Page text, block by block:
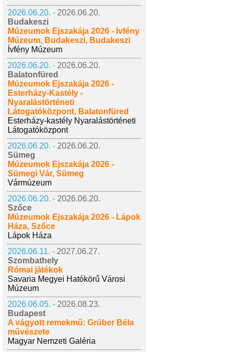
2026.06.20. - 2026.06.20.
Budakeszi
Múzeumok Éjszakája 2026 - Ívfény
Múzeum, Budakeszi, Budakeszi
Ívfény Múzeum
2026.06.20. - 2026.06.20.
Balatonfüred
Múzeumok Éjszakája 2026 -
Esterházy-Kastély -
Nyaralástörténeti
Látogatóközpont, Balatonfüred
Esterházy-kastély Nyaralástörténeti
Látogatóközpont
2026.06.20. - 2026.06.20.
Sümeg
Múzeumok Éjszakája 2026 -
Sümegi Vár, Sümeg
Vármúzeum
2026.06.20. - 2026.06.20.
Szőce
Múzeumok Éjszakája 2026 - Lápok
Háza, Szőce
Lápok Háza
2026.06.11. - 2027.06.27.
Szombathely
Római játékok
Savaria Megyei Hatókörű Városi
Múzeum
2026.06.05. - 2026.08.23.
Budapest
A vágyott remekmű: Grúber Béla
művészete
Magyar Nemzeti Galéria